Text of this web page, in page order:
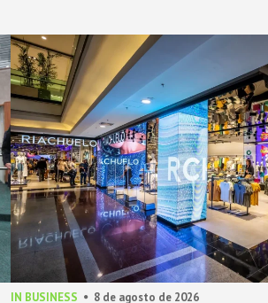
IN BUSINESS 8 de agosto de 2026